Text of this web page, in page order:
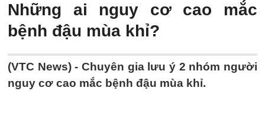
Những ai nguy cơ cao mắc
bệnh đậu mùa khỉ?
(VTC News) - Chuyên gia lưu ý 2 nhóm người
nguy cơ cao mắc bệnh đậu mùa khỉ.